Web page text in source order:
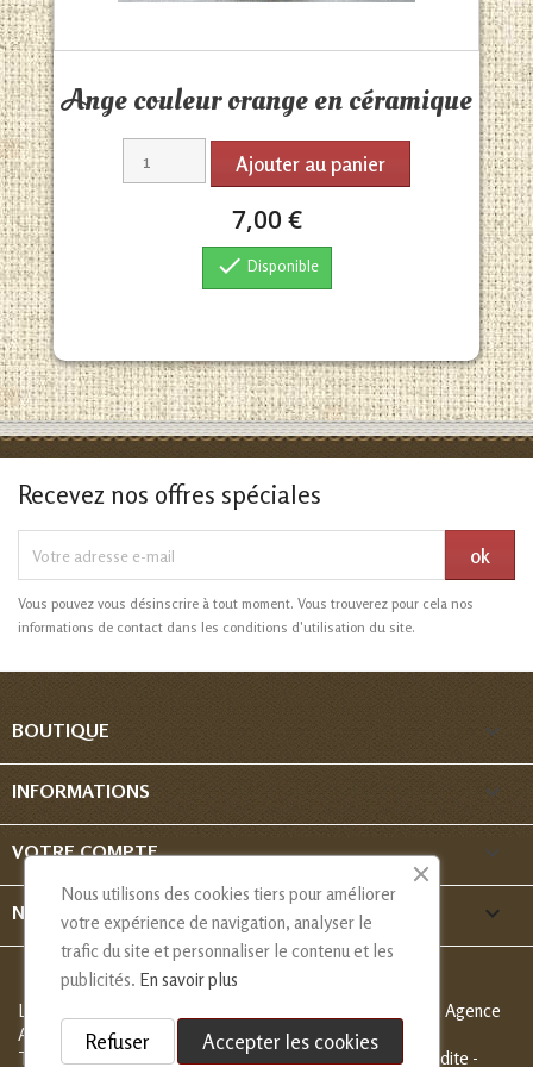
Ange couleur orange en céramique
Ajouter au panier
7,00 €
 Disponible
Recevez nos offres spéciales
Vous pouvez vous désinscrire à tout moment. Vous trouverez pour cela nos
informations de contact dans les conditions d'utilisation du site.
BOUTIQUE 
INFORMATIONS 
VOTRE COMPTE 
NOUS CONTACTER keyboard_arrow_down
Les Créations de Nadia - Copyright
© 2013-2026 - Création Agence
Alcaweb
Tous droits réservés, modèles déposés, reproduction interdite -
Nous utilisons des cookies tiers pour améliorer
votre expérience de navigation, analyser le
trafic du site et personnaliser le contenu et les
publicités. En savoir plus
Accepter les cookies
Refuser